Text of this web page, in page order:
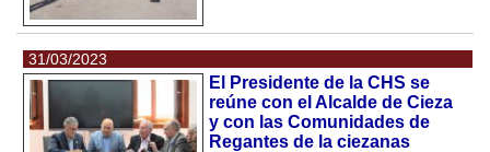
31/03/2023
El Presidente de la CHS se
reúne con el Alcalde de Cieza
y con las Comunidades de
Regantes de la ciezanas